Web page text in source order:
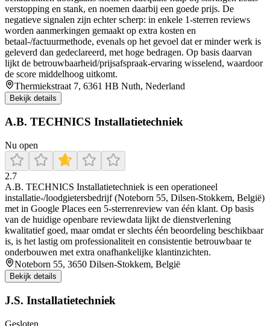
verstopping en stank, en noemen daarbij een goede prijs. De
negatieve signalen zijn echter scherp: in enkele 1-sterren reviews
worden aanmerkingen gemaakt op extra kosten en
betaal-/factuurmethode, evenals op het gevoel dat er minder werk is
geleverd dan gedeclareerd, met hoge bedragen. Op basis daarvan
lijkt de betrouwbaarheid/prijsafspraak-ervaring wisselend, waardoor
de score middelhoog uitkomt.
Thermiekstraat 7, 6361 HB Nuth, Nederland
Bekijk details
A.B. TECHNICS Installatietechniek
Nu open
2.7
A.B. TECHNICS Installatietechniek is een operationeel
installatie-/loodgietersbedrijf (Noteborn 55, Dilsen-Stokkem, België)
met in Google Places een 5-sterrenreview van één klant. Op basis
van de huidige openbare reviewdata lijkt de dienstverlening
kwalitatief goed, maar omdat er slechts één beoordeling beschikbaar
is, is het lastig om professionaliteit en consistentie betrouwbaar te
onderbouwen met extra onafhankelijke klantinzichten.
Noteborn 55, 3650 Dilsen-Stokkem, België
Bekijk details
J.S. Installatietechniek
Gesloten